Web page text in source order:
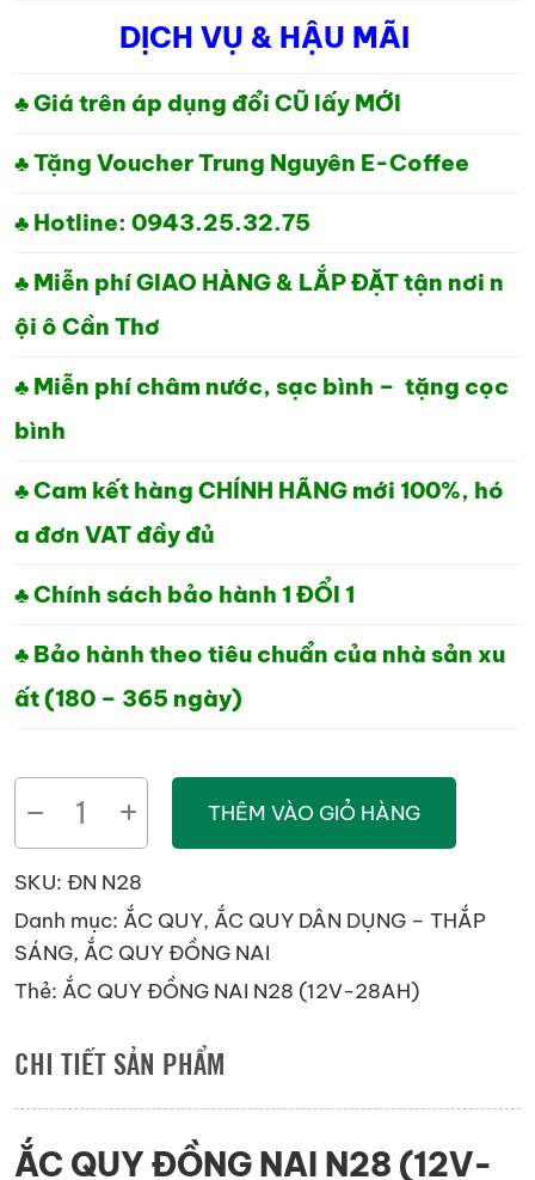
DỊCH VỤ & HẬU MÃI
♣ Giá trên áp dụng đổi CŨ lấy MỚI
♣ Tặng Voucher Trung Nguyên E-Coffee
♣ Hotline: 0943.25.32.75
♣ Miễn phí GIAO HÀNG & LẮP ĐẶT tận nơi n
ội ô Cần Thơ
♣ Miễn phí châm nước, sạc bình – tặng cọc
bình
♣ Cam kết hàng CHÍNH HÃNG mới 100%, hó
a đơn VAT đầy đủ
♣ Chính sách bảo hành 1 ĐỔI 1
♣ Bảo hành theo tiêu chuẩn của nhà sản xu
ất (180 – 365 ngày)
N28
(12V-
28AH)
lượng
THÊM VÀO GIỎ HÀNG
SKU: ĐN N28
Danh mục: ẮC QUY, ẮC QUY DÂN DỤNG – THẮP
SÁNG, ẮC QUY ĐỒNG NAI
Thẻ: ẮC QUY ĐỒNG NAI N28 (12V-28AH)
CHI TIẾT SẢN PHẨM
ẮC QUY ĐỒNG NAI N28 (12V-